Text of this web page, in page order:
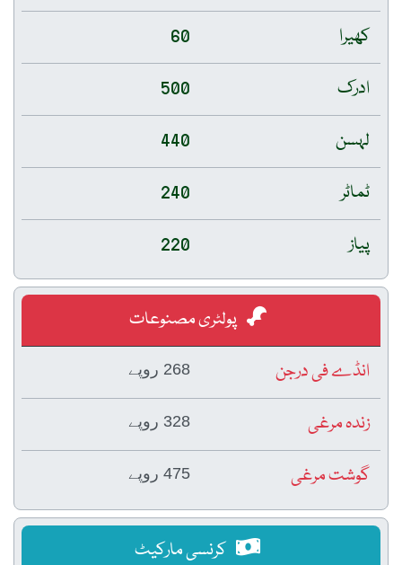
کھیرا
60
ادرک
500
لہسن
440
ٹماٹر
240
پیاز
220
پولٹری مصنوعات
انڈے فی درجن
268 روپے
زندہ مرغی 328 روپے
گوشت مرغی 475 روپے
کرنسی مارکیٹ